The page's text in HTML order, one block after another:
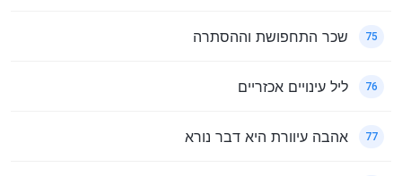
75 שכר התחפושת וההסתרה
76 ליל עינויים אכזריים
77 אהבה עיוורת היא דבר נורא